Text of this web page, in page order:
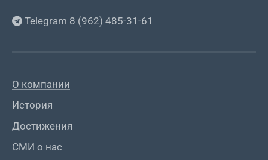
Telegram 8 (962) 485-31-61
О компании
История
Достижения
СМИ о нас